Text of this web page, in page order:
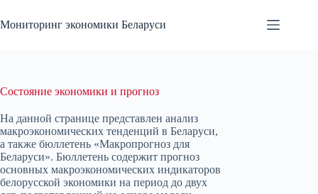
к
сути
Мониторинг экономики Беларуси
Состояние экономики и прогноз
На данной странице представлен анализ
макроэкономических тенденций в Беларуси,
а также бюллетень «Макропрогноз для
Беларуси». Бюллетень содержит прогноз
основных макроэкономических индикаторов
белорусской экономики на период до двух